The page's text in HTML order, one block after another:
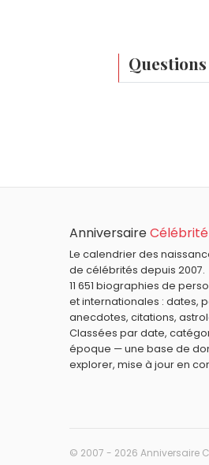
Arthur,Cali
AnniversaireCélébrité
Le calendrier des
de célébrités depuis 2007.
11 651 biographies de
et internationales : dates,
anecdotes, citations,
Classées par date,
époque — une base de
explorer, mise à jour en
© 2007 - 2026 Anniversaire